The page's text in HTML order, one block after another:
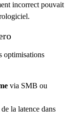
incorrect pouvait
optimisations
via SMB ou
de la latence dans